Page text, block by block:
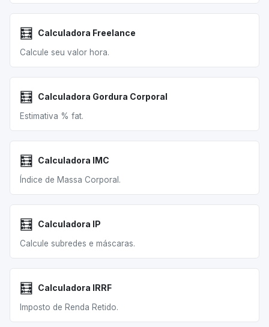
🧮 Calculadora Freelance
Calcule seu valor hora.
🧮 Calculadora Gordura Corporal
Estimativa % fat.
🧮 Calculadora IMC
Índice de Massa Corporal.
🧮 Calculadora IP
Calcule subredes e máscaras.
🧮 Calculadora IRRF
Imposto de Renda Retido.